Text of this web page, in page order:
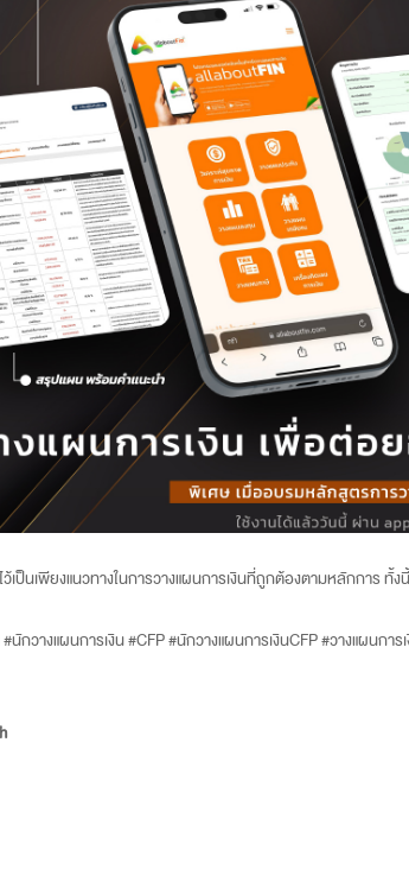
เป็นเพียงแนวทางในการวางแผนการเงินที่ถูกต้องตามหลักการ
#นักวางแผนการเงิน #CFP #นักวางแผนการเงินCFP #วางแผ